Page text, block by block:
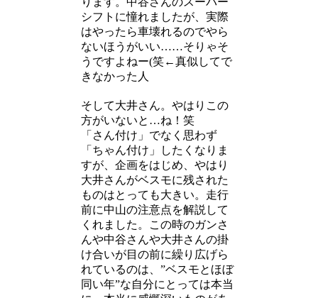
シフトに憧れましたが、実際
はやったら車壊れるのでやら
ないほうがいい……そりゃそ
うですよねー(笑←真似してで
きなかった人
そして大井さん。やはりこの
方がいないと…ね！笑
「さん付け」でなく思わず
「ちゃん付け」したくなりま
すが、企画をはじめ、やはり
大井さんがベスモに残された
ものはとっても大きい。走行
前に中山の注意点を解説して
くれました。この時のガンさ
んや中谷さんや大井さんの掛
け合いが目の前に繰り広げら
れているのは、”ベスモとほぼ
同い年”な自分にとっては本当